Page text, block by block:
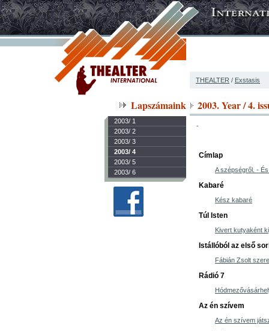
THEALTER / Exstasis
Lapszámaink
2003/ 1
2003/ 2
2003/ 3
2003/ 4
2003/ 5
2003/ 6
2003. Year / 4.
-
Címlap
A szépségről. -
Kabaré
Kész kabaré
Túl Isten
Kivert kutyaként
Istállóból az első
Fábián Zsolt
Rádió 7
Az én szívem
Az én szívem